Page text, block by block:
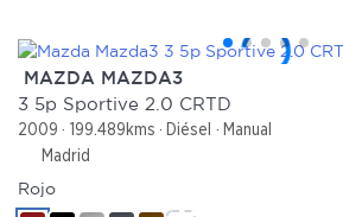
MAZDA MAZDA3
3 5p Sportive 2.0 CRTD
2009 199.489kms Diésel
Manual
Madrid
Rojo